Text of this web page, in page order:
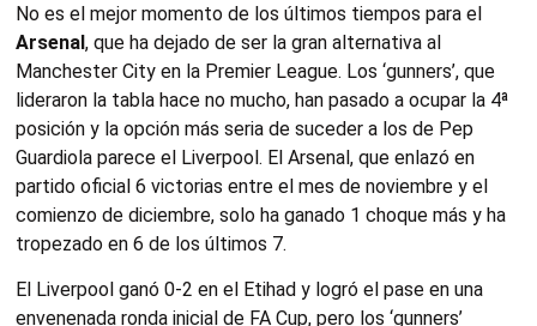
No es el mejor momento de los últimos tiempos para el
Arsenal, que ha dejado de ser la gran alternativa al
Manchester City en la Premier League. Los ‘gunners’, que
lideraron la tabla hace no mucho, han pasado a ocupar la 4ª
posición y la opción más seria de suceder a los de Pep
Guardiola parece el Liverpool. El Arsenal, que enlazó en
partido oficial 6 victorias entre el mes de noviembre y el
comienzo de diciembre, solo ha ganado 1 choque más y ha
tropezado en 6 de los últimos 7.
El Liverpool ganó 0-2 en el Etihad y logró el pase en una
envenenada ronda inicial de FA Cup, pero los ‘gunners’